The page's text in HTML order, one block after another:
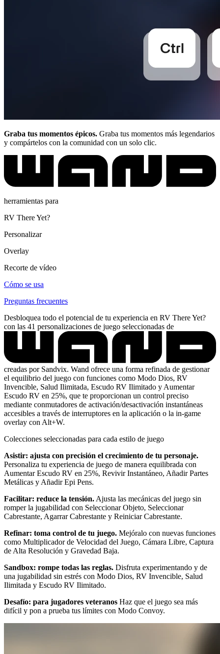
Graba tus momentos épicos. Graba tus momentos más legendarios
y compártelos con la comunidad con un solo clic.
herramientas para
RV There Yet?
Personalizar
Overlay
Recorte de vídeo
Cómo se usa
Preguntas frecuentes
Desbloquea todo el potencial de tu experiencia en RV There Yet?
con las 41 personalizaciones de juego seleccionadas de
creadas por Sandvix. Wand ofrece una forma refinada de gestionar
el equilibrio del juego con funciones como Modo Dios, RV
Invencible, Salud Ilimitada, Escudo RV Ilimitado y Aumentar
Escudo RV en 25%, que te proporcionan un control preciso
mediante conmutadores de activación/desactivación instantáneas
accesibles a través de interruptores en la aplicación o la in-game
overlay con Alt+W.
Colecciones seleccionadas para cada estilo de juego
Asistir: ajusta con precisión el crecimiento de tu personaje.
Personaliza tu experiencia de juego de manera equilibrada con
Aumentar Escudo RV en 25%, Revivir Instantáneo, Añadir Partes
Metálicas y Añadir Epi Pens.
Facilitar: reduce la tensión. Ajusta las mecánicas del juego sin
romper la jugabilidad con Seleccionar Objeto, Seleccionar
Cabrestante, Agarrar Cabrestante y Reiniciar Cabrestante.
Refinar: toma control de tu juego. Mejóralo con nuevas funciones
como Multiplicador de Velocidad del Juego, Cámara Libre, Captura
de Alta Resolución y Gravedad Baja.
Sandbox: rompe todas las reglas. Disfruta experimentando y de
una jugabilidad sin estrés con Modo Dios, RV Invencible, Salud
Ilimitada y Escudo RV Ilimitado.
Desafío: para jugadores veteranos Haz que el juego sea más
difícil y pon a prueba tus límites con Modo Convoy.